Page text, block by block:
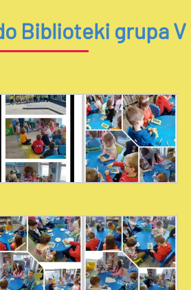
Biblioteki grupa V